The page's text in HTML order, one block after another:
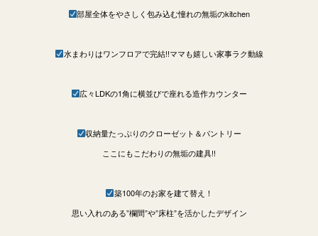
部屋全体をやさしく包み込む憧れの無垢のkitchen
水まわりはワンフロアで完結!!ママも嬉しい家事ラク動線
広々LDKの1角に横並びで座れる造作カウンター
収納量たっぷりのクローゼット＆パントリー
ここにもこだわりの無垢の建具!!
築100年のお家を建て替え！
思い入れのある”欄間”や”床柱”を活かしたデザイン